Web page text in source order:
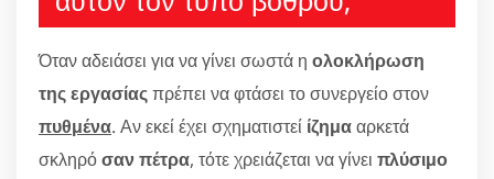
Όταν αδειάσει για να γίνει σωστά η ολοκλήρωση
της εργασίαςπρέπει να φτάσει το συνεργείο στον
πυθμένα. Αν εκεί έχει σχηματιστεί ίζημααρκετά
σκληρόσαν πέτρα, τότε χρειάζεται να γίνει πλύσιμο